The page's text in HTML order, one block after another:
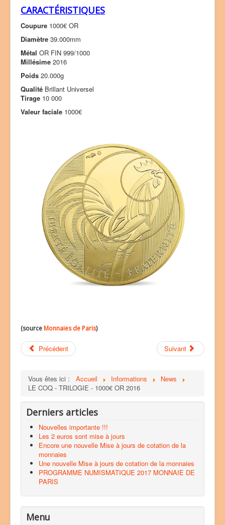
CARACTÉRISTIQUES
Coupure 1000€ OR
Diamètre 39.000mm
Métal OR FIN 999/1000
Millésime 2016
Poids 20.000g
Qualité Brillant Universel
Tirage 10 000
Valeur faciale 1000€
(sourceMonnaies de Paris)
Précédent Suivant
Vous êtes ici : Accueil Informations
News
LE COQ - TRILOGIE - 1000€ OR 2016
Derniers articles
Nouvelles importante !!!
Les 2 euros sont mise à jours
Encore une nouvelle Mise à jours de cotation de la
monnaies
Une nouvelle Mise à jours de cotation de la monnaies
PROGRAMME NUMISMATIQUE 2017 MONNAIE DE
PARIS
Menu